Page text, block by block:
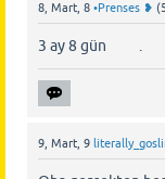
8, Mart, 8 •Prenses ❥ (
3 ay 8 gün .
9, Mart, 9